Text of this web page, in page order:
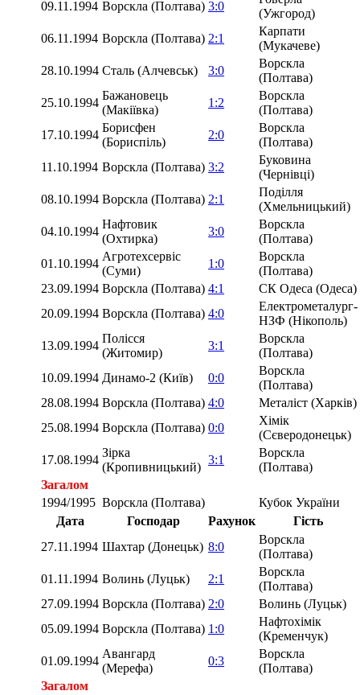
09.11.1994 Ворскла (Полтава) 3:0
(Ужгород)
06.11.1994 Ворскла (Полтава) 2:1
Карпати
(Мукачеве)
28.10.1994 Сталь (Алчевськ) 3:0
Ворскла
(Полтава)
25.10.1994
Бажановець
(Макіївка)
1:2
Ворскла
(Полтава)
17.10.1994
Борисфен
(Бориспіль)
2:0
Ворскла
(Полтава)
11.10.1994 Ворскла (Полтава) 3:2
Буковина
(Чернівці)
08.10.1994 Ворскла (Полтава) 2:1
Поділля
(Хмельницький)
04.10.1994
Нафтовик
(Охтирка)
3:0
Ворскла
(Полтава)
01.10.1994
Агротехсервіс
(Суми)
1:0
Ворскла
(Полтава)
23.09.1994 Ворскла (Полтава) 4:1
СК Одеса (Одеса)
20.09.1994 Ворскла (Полтава) 4:0
Електрометалург-
НЗФ (Нікополь)
13.09.1994
Полісся
(Житомир)
3:1
Ворскла
(Полтава)
10.09.1994 Динамо-2 (Київ) 0:0
Ворскла
(Полтава)
28.08.1994 Ворскла (Полтава) 4:0
Металіст (Харків)
25.08.1994 Ворскла (Полтава) 0:0
Хімік
(Сєверодонецьк)
17.08.1994
Зірка
(Кропивницький)
3:1
Ворскла
(Полтава)
Загалом
1994/1995 Ворскла (Полтава)
Кубок України
Дата
Господар Рахунок
Гість
27.11.1994 Шахтар (Донецьк) 8:0
Ворскла
(Полтава)
01.11.1994 Волинь (Луцьк) 2:1
Ворскла
(Полтава)
27.09.1994 Ворскла (Полтава) 2:0
Волинь (Луцьк)
05.09.1994 Ворскла (Полтава) 1:0
Нафтохімік
(Кременчук)
01.09.1994
Авангард
(Мерефа)
0:3
Ворскла
(Полтава)
Загалом